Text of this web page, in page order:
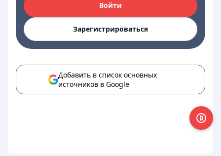
Войти
Зарегистрироваться
Добавить в список основных
источников в Google